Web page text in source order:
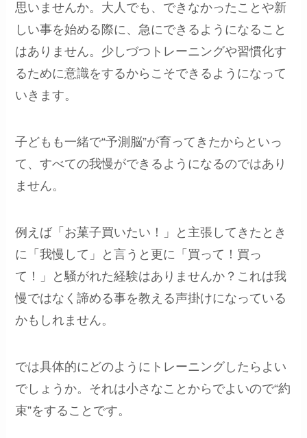
思いませんか。大人でも、できなかったことや新
しい事を始める際に、急にできるようになること
はありません。少しづつトレーニングや習慣化す
るために意識をするからこそできるようになって
いきます。
子どもも一緒で“予測脳”が育ってきたからといっ
て、すべての我慢ができるようになるのではあり
ません。
例えば「お菓子買いたい！」と主張してきたとき
に「我慢して」と言うと更に「買って！買っ
て！」と騒がれた経験はありませんか？これは我
慢ではなく諦める事を教える声掛けになっている
かもしれません。
では具体的にどのようにトレーニングしたらよい
でしょうか。それは小さなことからでよいので“約
束”をすることです。